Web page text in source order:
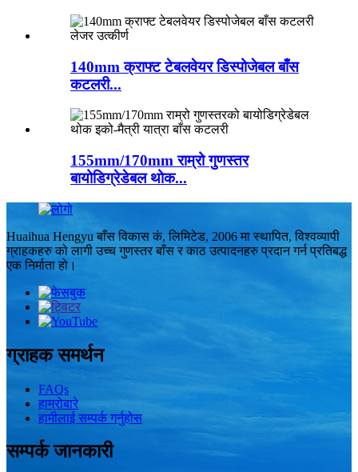
140mm क्राफ्ट टेबलवेयर डिस्पोजेबल बाँस
कटलरी...
155mm/170mm राम्रो गुणस्तर
बायोडिग्रेडेबल थोक...
Huaihua Hengyu बाँस विकास कं, लिमिटेड, 2006 मा स्थापित, विश्वव्यापी
ग्राहकहरु को लागी उच्च गुणस्तर बाँस र काठ उत्पादनहरु प्रदान गर्न प्रतिबद्ध
एक निर्माता हो।
ग्राहक समर्थन
FAQs
हाम्रोबारे
हामीलाई सम्पर्क गर्नुहोस
सम्पर्क जानकारी